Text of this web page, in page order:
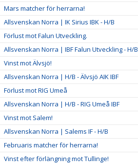
Mars matcher för herrarna!
Allsvenskan Norra | IK Sirius IBK - H/B
Förlust mot Falun Utveckling.
Allsvenskan Norra | IBF Falun Utveckling - H/B
Vinst mot Älvsjö!
Allsvenskan Norra | H/B - Älvsjö AIK IBF
Förlust mot RIG Umeå
Allsvenskan Norra | H/B - RIG Umeå IBF
Vinst mot Salem!
Allsvenskan Norra | Salems IF - H/B
Februaris matcher för herrarna!
Vinst efter förlängning mot Tullinge!